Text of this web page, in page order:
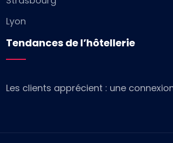
Lyon
Tendances de l’hôtellerie
Les clients apprécient : une